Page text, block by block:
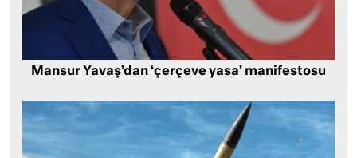
Mansur Yavaş’dan ‘çerçeve yasa’ manifestosu